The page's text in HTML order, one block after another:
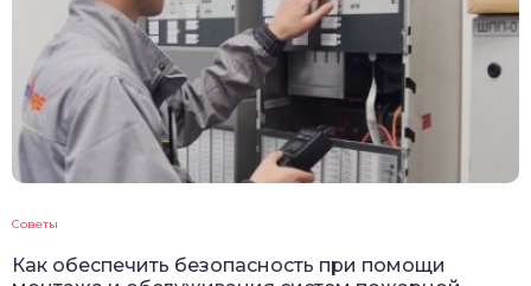
Советы
Как обеспечить безопасность при помощи